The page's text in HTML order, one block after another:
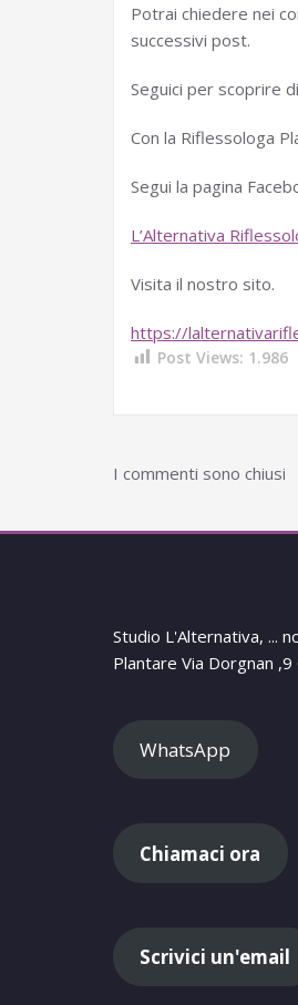
Potrai chiedere nei
successivi post.
Seguici per scoprire
Con la Riflessologa
Segui la pagina
L’Alternativa
Visita il nostro sito.
https://
Post Views: 1.986
I commenti sono chiusi
Studio L'Alternativa, ...
Plantare Via Dorgnan
WhatsApp
Chiamaci ora
Scrivici un'email